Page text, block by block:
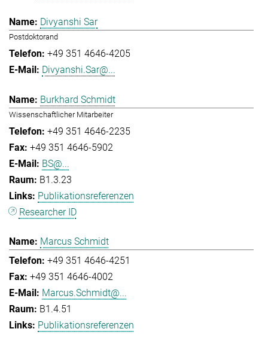
Divyanshi Sar
Postdoktorand
+49 351 4646-4205
Divyanshi.Sar@...
Burkhard Schmidt
Wissenschaftlicher Mitarbeiter
+49 351 4646-2235
+49 351 4646-5902
BS@...
B1.3.23
Publikationsreferenzen
Researcher ID
Marcus Schmidt
+49 351 4646-4251
+49 351 4646-4002
Marcus.Schmidt@...
B1.4.51
Publikationsreferenzen